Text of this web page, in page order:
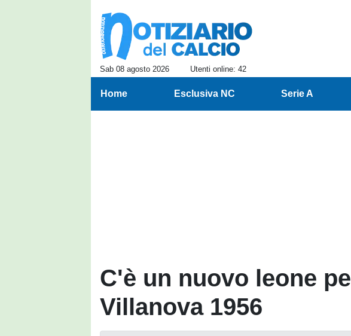
Sab 08 agosto 2026 Utenti online: 42
Home Esclusiva NC Serie A
C'è un nuovo leone
Villanova 1956